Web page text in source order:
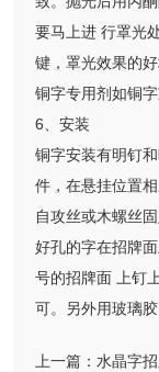
要马上进 行罩光
键，罩光效果的
铜字专用剂如铜
6、安装
铜字安装有明钉
件，在悬挂位置
自攻丝或木螺丝
好孔的字在招牌
号的招牌面 上钉
可。另外用玻璃胶
上一篇： 水晶字